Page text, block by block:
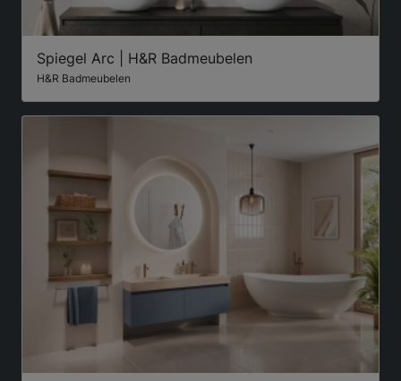
Spiegel Arc | H&R Badmeubelen
H&R Badmeubelen